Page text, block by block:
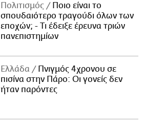
Πολιτισμός
Ποιο είναι το
σπουδαιότερο τραγούδι όλων των
εποχών; - Τι έδειξε έρευνα τριών
πανεπιστημίων
Ελλάδα
Πνιγμός 4χρονου σε
πισίνα στην Πάρο: Οι γονείς δεν
ήταν παρόντες